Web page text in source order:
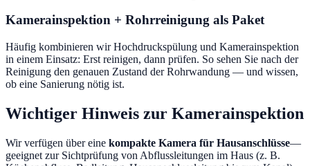
Kamerainspektion + Rohrreinigung als Paket
Häufig kombinieren wir Hochdruckspülung und Kamerainspektion
in einem Einsatz: Erst reinigen, dann prüfen. So sehen Sie nach der
Reinigung den genauen Zustand der Rohrwandung — und wissen,
ob eine Sanierung nötig ist.
Wichtiger Hinweis zur Kamerainspektion
Wir verfügen über eine kompakte Kamera für Hausanschlüsse—
geeignet zur Sichtprüfung von Abflussleitungen im Haus (z. B.